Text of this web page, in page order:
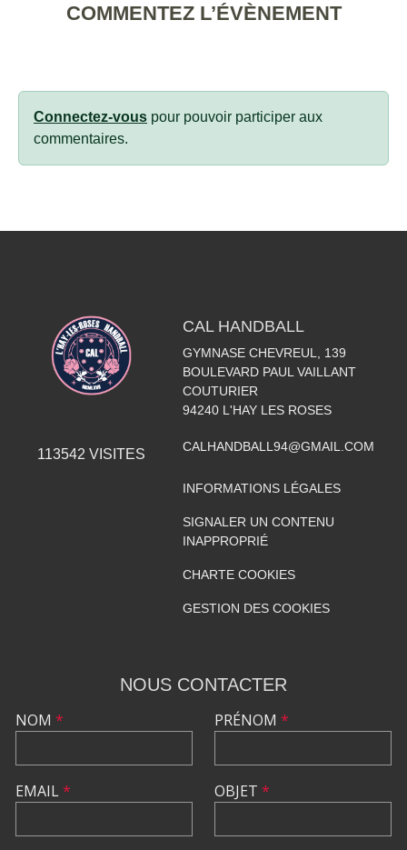
COMMENTEZ L’ÉVÈNEMENT
Connectez-vous pour pouvoir participer aux
commentaires.
113542 VISITES
CAL HANDBALL
GYMNASE CHEVREUL, 139
BOULEVARD PAUL VAILLANT
COUTURIER
94240 L'HAY LES ROSES
CALHANDBALL94@GMAIL.COM
INFORMATIONS LÉGALES
SIGNALER UN CONTENU
INAPPROPRIÉ
CHARTE COOKIES
GESTION DES COOKIES
NOUS CONTACTER
NOM *
EMAIL*
PRÉNOM *
OBJET *